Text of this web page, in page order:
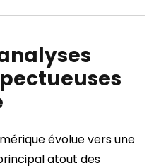
évolue vers une
atout des